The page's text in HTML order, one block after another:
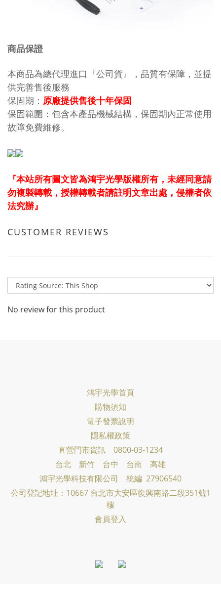
商品保證
本商品為總代理進口『公司貨』，品質有保障，並提
供完善售後服務
保固期： 原廠提供售後十年保固
保固範圍：包含本產品機械結構，保固期內正常使用
故障免費維修。
『本站所有圖文皆為鴻宇光學版權所有，未經同意請
勿複製轉載，授權轉載者請註明文章出處，侵權者依
法究辦』
CUSTOMER REVIEWS
No review for this product
鴻宇光學首頁
購物須知
電子發票說明
隱私權政策
直營門市資訊 0800-03-1234
台北 新竹 台中 台南 高雄
鴻宇光學科技有限公司 統編 27906540
公司登記地址：10667 台北市大安區復興南路二段351號1
樓
會員登入